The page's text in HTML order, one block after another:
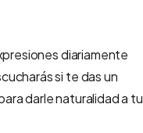
diariamente
si te das un
darle naturalidad a tu